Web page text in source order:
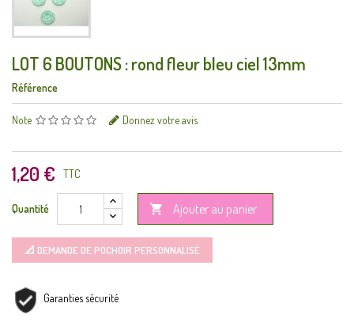
LOT 6 BOUTONS : rond fleur bleu ciel 13mm
Référence
Note Donnez votre avis
1,20 € TTC
Quantité  Ajouter au panier
📐 DEMANDE DE POCHOIR PERSONNALISÉ
Garanties sécurité